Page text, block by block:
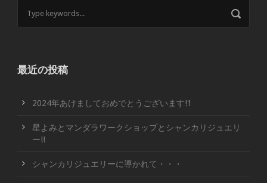
最近の投稿
2024年あけましておめでとうございます!1
星よみとマンダラワークショップとシャンカリジュエリ
ー!!
シャンカリジュエリーに導かれて・・・